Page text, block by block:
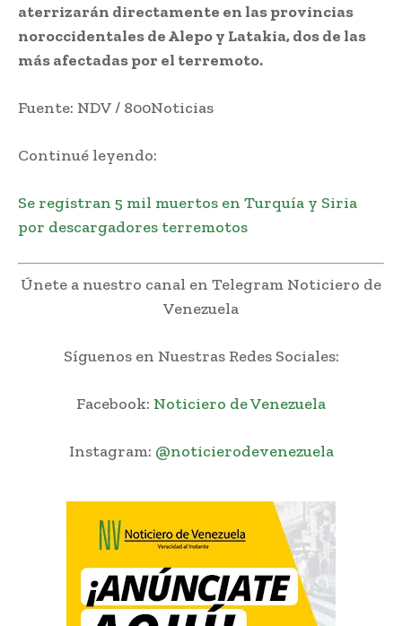
aterrizarán directamente en las provincias
noroccidentales de Alepo y Latakia, dos de las
más afectadas por el terremoto.
Fuente: NDV / 800Noticias
Continué leyendo:
Se registran 5 mil muertos en Turquía y Siria
por descargadores terremotos
Únete a nuestro canal en Telegram Noticiero de
Venezuela
Síguenos en Nuestras Redes Sociales:
Facebook: Noticiero de Venezuela
Instagram: @noticierodevenezuela